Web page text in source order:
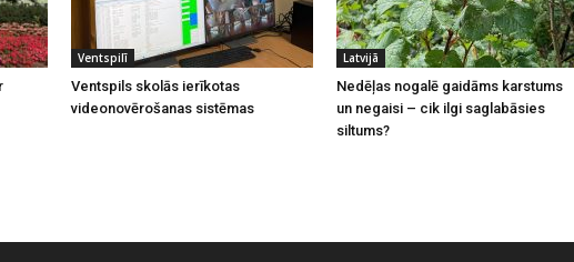
Ventspilī
Ventspils skolās ierīkotas
videonovērošanas sistēmas
Latvijā
Nedēļas nogalē gaidāms karstums
un negaisi – cik ilgi saglabāsies
siltums?